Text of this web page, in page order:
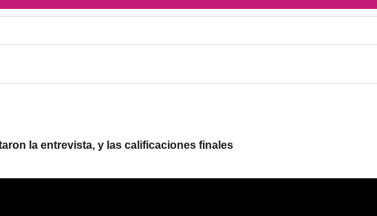
la entrevista, y las calificaciones finales